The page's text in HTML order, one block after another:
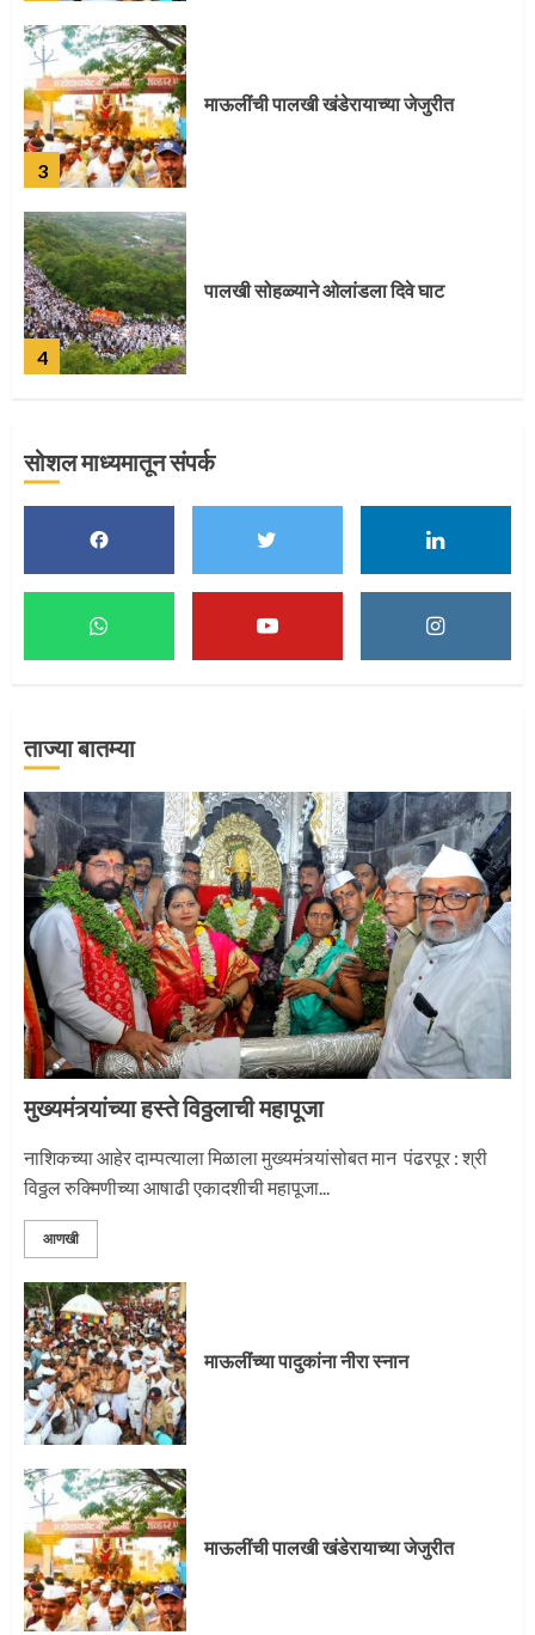
3
4
1
2
3
माऊलींची पालखी खंडेरायाच्या जेजुरीत
सोशल माध्यमातून संपर्क
ताज्या बातम्या
मुख्यमंत्र्यांच्या हस्ते विठ्ठलाची महापूजा
नाशिकच्या आहेर दाम्पत्याला मिळाला मुख्यमंत्र्यांसोबत मान पंढरपूर : श्री
विठ्ठल रुक्मिणीच्या आषाढी एकादशीची महापूजा...
आणखी
माऊलींच्या पादुकांना नीरा स्नान
माऊलींची पालखी खंडेरायाच्या जेजुरीत